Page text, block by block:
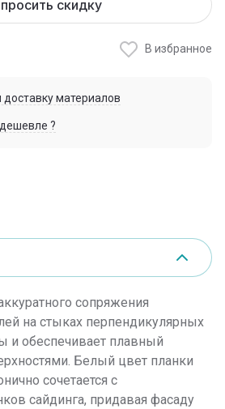
скидку
В избранное
материалов
?
сопряжения
на стыках перпендикулярных
и обеспечивает плавный
Белый цвет планки
сочетается с
сайдинга, придавая фасаду